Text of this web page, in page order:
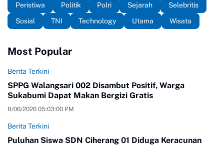
Peristiwa
Politik Polri Sejarah
Selebritis
Sosial
TNI Technology Utama Wisata
Most Popular
Berita Terkini
SPPG Walangsari 002 Disambut Positif, Warga
Sukabumi Dapat Makan Bergizi Gratis
8/06/2026 05:03:00 PM
Berita Terkini
Puluhan Siswa SDN Ciherang 01 Diduga Keracunan